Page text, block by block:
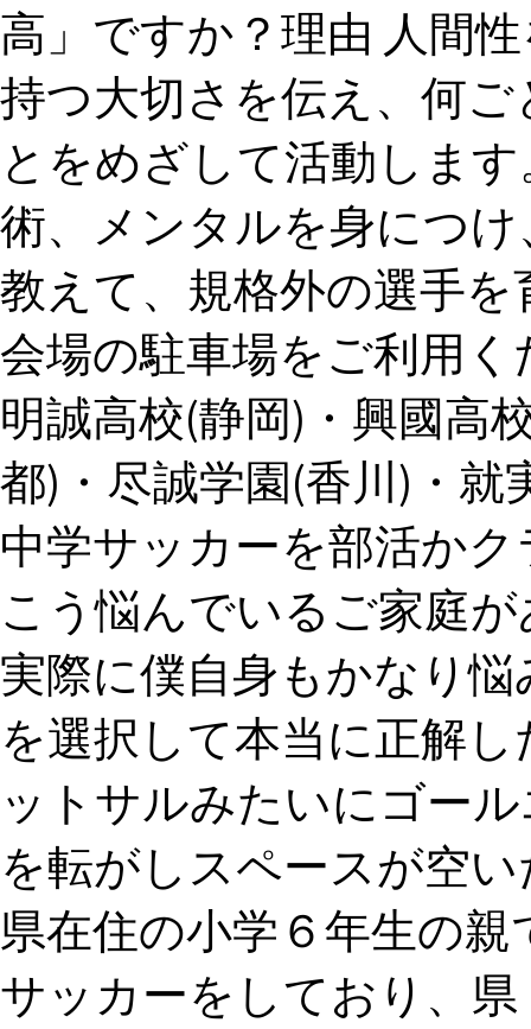
高」ですか？理由 人間
持つ大切さを伝え、何
とをめざして活動しま
術、メンタルを身につ
教えて、規格外の選手
会場の駐車場をご利用
明誠高校(静岡)・興國高
都)・尽誠学園(香川)・就
中学サッカーを部活か
こう悩んでいるご家庭
実際に僕自身もかなり
を選択して本当に正解
ットサルみたいにゴー
を転がしスペースが空
県在住の小学６年生の
サッカーをしており、